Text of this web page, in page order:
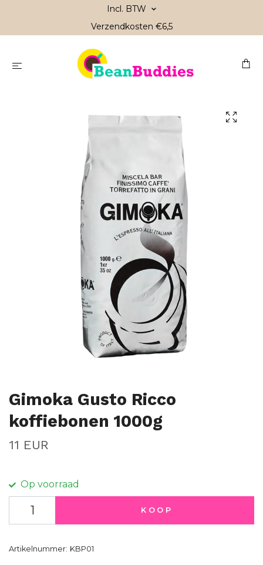
Incl. BTW
Verzendkosten €6,5
Gimoka Gusto Ricco
koffiebonen 1000g
11 EUR
Op voorraad
KOOP
Artikelnummer: KBP01